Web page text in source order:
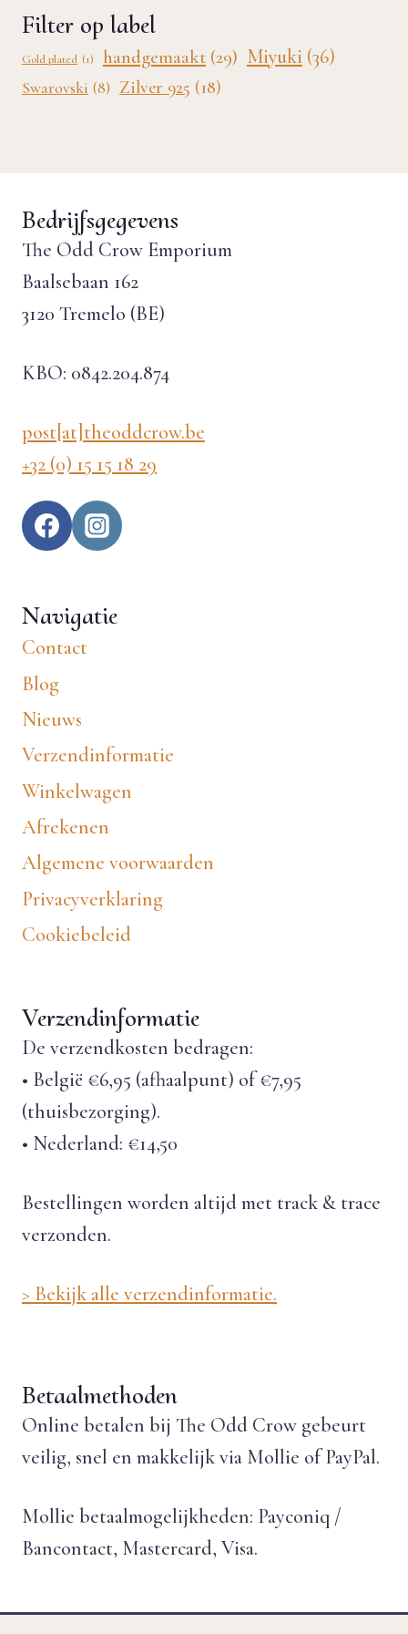
Filter op label
Gold plated (1) handgemaakt (29) Miyuki (36)
Swarovski (8) Zilver 925 (18)
Bedrijfsgegevens
The Odd Crow Emporium
Baalsebaan 162
3120 Tremelo (BE)
KBO: 0842.204.874
post[at]theoddcrow.be
+32 (0) 15 15 18 29
Navigatie
Contact
Blog
Nieuws
Verzendinformatie
Winkelwagen
Afrekenen
Algemene voorwaarden
Privacyverklaring
Cookiebeleid
Verzendinformatie
De verzendkosten bedragen:
• België €6,95 (afhaalpunt) of €7,95
(thuisbezorging).
• Nederland: €14,50
Bestellingen worden altijd met track & trace
verzonden.
> Bekijk alle verzendinformatie.
Betaalmethoden
Online betalen bij The Odd Crow gebeurt
veilig, snel en makkelijk via Mollie of PayPal.
Mollie betaalmogelijkheden: Payconiq /
Bancontact, Mastercard, Visa.